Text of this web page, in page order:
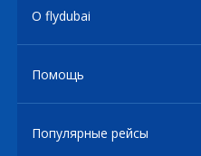
О flydubai
Помощь
Популярные рейсы